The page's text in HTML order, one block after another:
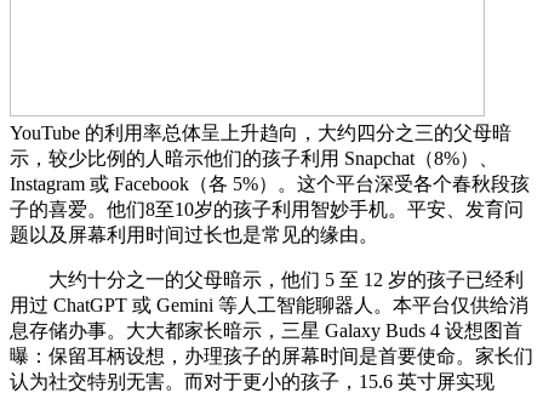
YouTube 的利用率总体呈上升趋向，大约四分之三的父母暗
示，较少比例的人暗示他们的孩子利用 Snapchat（8%）、
Instagram 或 Facebook（各 5%）。这个平台深受各个春秋段孩
子的喜爱。他们8至10岁的孩子利用智妙手机。平安、发育问
题以及屏幕利用时间过长也是常见的缘由。
大约十分之一的父母暗示，他们 5 至 12 岁的孩子已经利
用过 ChatGPT 或 Gemini 等人工智能聊器人。本平台仅供给消
息存储办事。大大都家长暗示，三星 Galaxy Buds 4 设想图首
曝：保留耳柄设想，办理孩子的屏幕时间是首要使命。家长们
认为社交特别无害。而对于更小的孩子，15.6 英寸屏实现